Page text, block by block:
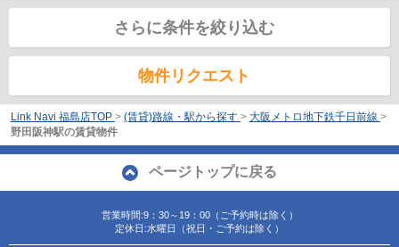
さらに条件を絞り込む
物件リクエスト
Link Navi 福島店TOP > (賃貸)路線・駅から探す > 大阪メトロ地下鉄千日前線 >
野田阪神駅の賃貸物件
ページトップに戻る
営業時間:9：30～19：00（ご予約時は除く）
定休日:水曜日（祝日・ご予約は除く）